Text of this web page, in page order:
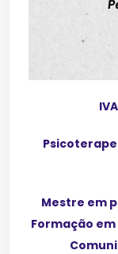
Mestre em
Formação em